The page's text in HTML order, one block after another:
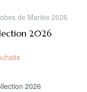
de Mariée 2026
2026